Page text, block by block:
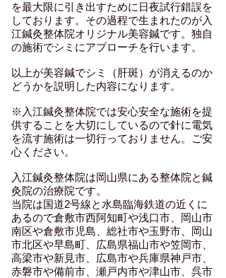
を最大限に引き出すために日夜試行錯誤を
しております。その過程で生まれたのが入
江鍼灸整体院オリジナル美容鍼です。​​独自
の施術でシミにアプローチを行います。​
以上が美容鍼でシミ（肝斑）が消えるのか
どうかを説明した内容になります。
※入江鍼灸整体院では安心安全な施術を提
供することを大切にしているので針に電気
を流す施術は一切行っておりません。ご安
心ください。
入江鍼灸整体院は岡山県にある整体院と鍼
灸院の治療院です。
当院は国道2号線と水島臨海鉄道の近くに
あるので倉敷市西阿知町や浅口市、岡山市
南区や倉敷市児島、総社市や玉野市、岡山
市北区や早島町、広島県福山市や笠岡市、
高梁市や新見市、広島市や兵庫県神戸市、
赤磐市や備前市、瀬戸内市や津山市、呉市